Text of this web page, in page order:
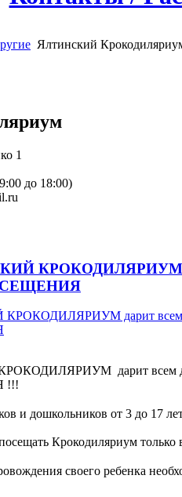
Ялтинский
1
до 18:00)
КРОКОДИЛЯРИУМ
дарит всем
!!!
и дошкольников от 3 до 17
Крокодиляриум
своего ребенка